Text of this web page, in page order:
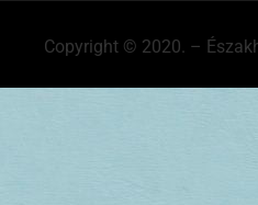
Copyright © 2020. –